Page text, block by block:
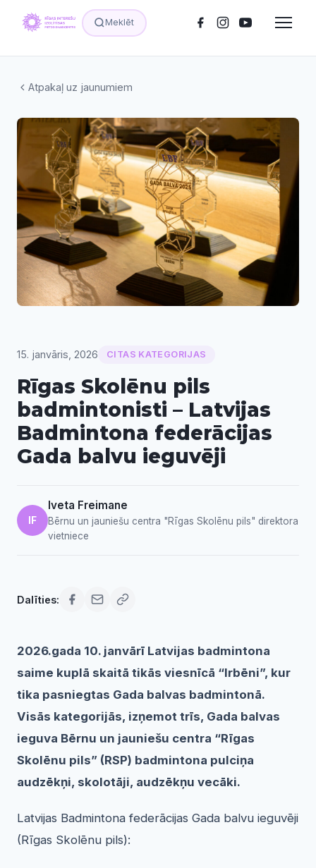
Meklēt
Atpakaļ uz jaunumiem
15. janvāris, 2026 CITAS KATEGORIJAS
Rīgas Skolēnu pils
badmintonisti – Latvijas
Badmintona federācijas
Gada balvu ieguvēji
IF
Iveta Freimane
Bērnu un jauniešu centra "Rīgas Skolēnu pils" direktora
vietniece
Dalīties:
2026.gada 10. janvārī Latvijas badmintona
saime kuplā skaitā tikās viesnīcā “Irbēni”, kur
tika pasniegtas Gada balvas badmintonā.
Visās kategorijās, izņemot trīs, Gada balvas
ieguva Bērnu un jauniešu centra “Rīgas
Skolēnu pils” (RSP) badmintona pulciņa
audzēkņi, skolotāji, audzēkņu vecāki.
Latvijas Badmintona federācijas Gada balvu ieguvēji
(Rīgas Skolēnu pils):